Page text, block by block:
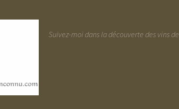
Suivez-moi dans la découverte des vins